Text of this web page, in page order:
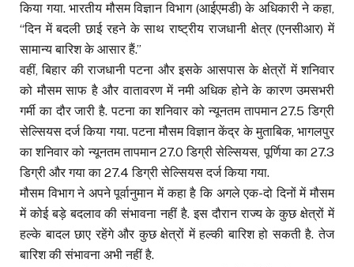
किया गया. भारतीय मौसम विज्ञान विभाग (आईएमडी) के अधिकारी ने कहा,
“दिन में बदली छाई रहने के साथ राष्ट्रीय राजधानी क्षेत्र (एनसीआर) में
सामान्य बारिश के आसार हैं.”
वहीं, बिहार की राजधानी पटना और इसके आसपास के क्षेत्रों में शनिवार
को मौसम साफ है और वातावरण में नमी अधिक होने के कारण उमसभरी
गर्मी का दौर जारी है. पटना का शनिवार को न्यूनतम तापमान 27.5 डिग्री
सेल्सियस दर्ज किया गया. पटना मौसम विज्ञान केंद्र के मुताबिक, भागलपुर
का शनिवार को न्यूनतम तापमान 27.0 डिग्री सेल्सियस, पूर्णिया का 27.3
डिग्री और गया का 27.4 डिग्री सेल्सियस दर्ज किया गया.
मौसम विभाग ने अपने पूर्वानुमान में कहा है कि अगले एक-दो दिनों में मौसम
में कोई बड़े बदलाव की संभावना नहीं है. इस दौरान राज्य के कुछ क्षेत्रों में
हल्के बादल छाए रहेंगे और कुछ क्षेत्रों में हल्की बारिश हो सकती है. तेज
बारिश की संभावना अभी नहीं है.